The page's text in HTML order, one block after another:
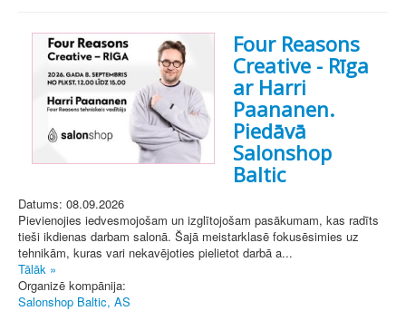
Four Reasons
Creative - Rīga
ar Harri
Paananen.
Piedāvā
Salonshop
Baltic
Datums: 08.09.2026
Pievienojies iedvesmojošam un izglītojošam pasākumam, kas radīts
tieši ikdienas darbam salonā. Šajā meistarklasē fokusēsimies uz
tehnikām, kuras vari nekavējoties pielietot darbā a...
Tālāk »
Organizē kompānija:
Salonshop Baltic, AS